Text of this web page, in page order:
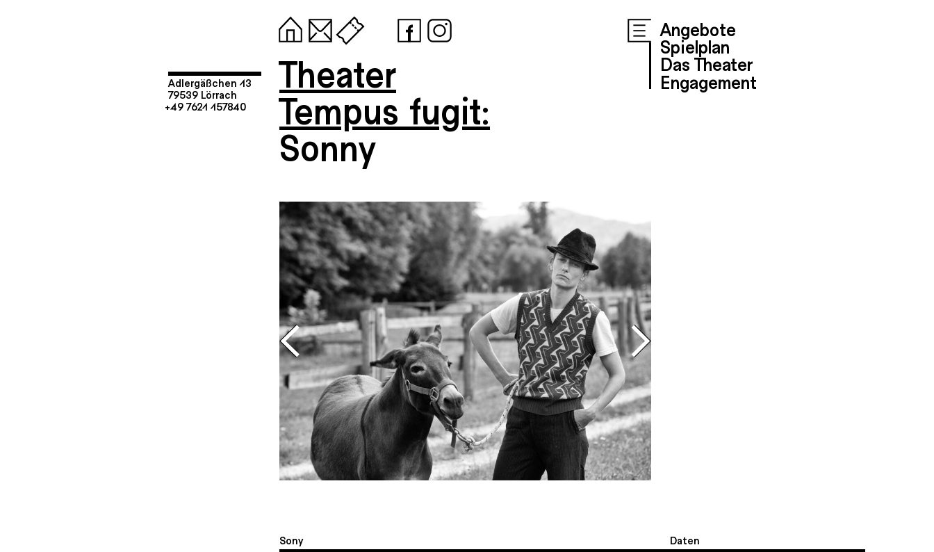
Angebote
Spielplan
Das Theater
Engagement
Adlergäßchen 13
79539 Lörrach
+49 7621 157840
Theater
Tempus fugit:
Sonny
Sony Daten